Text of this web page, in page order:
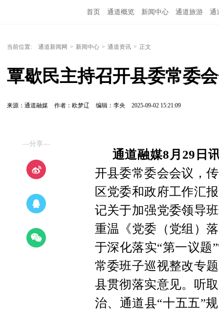
首页 通道概览 新闻中心 通道旅游 通
当前位置: 通道新闻网 > 新闻中心 > 通道资讯 > 正文
覃歇民主持召开县委常委
来源：通道融媒 作者：欧梦辽 编辑：李央 2025-09-02 15:21:09
—分享—
通道融媒8月29日
开县委常委会会议，
区党委和政府工作汇
记关于加强党委领导
重温《党委（党组）
于深化落实“第一议题
常委班子巡视整改专
县贯彻落实意见。听
治、通道县“十五五”